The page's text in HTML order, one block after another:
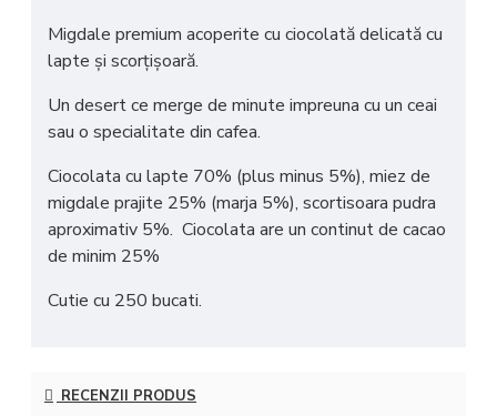
Migdale premium acoperite cu ciocolată delicată cu
lapte și scorțișoară.
Un desert ce merge de minute impreuna cu un ceai
sau o specialitate din cafea.
Ciocolata cu lapte 70% (plus minus 5%), miez de
migdale prajite 25% (marja 5%), scortisoara pudra
aproximativ 5%. Ciocolata are un continut de cacao
de minim 25%
Cutie cu 250 bucati.
RECENZII PRODUS